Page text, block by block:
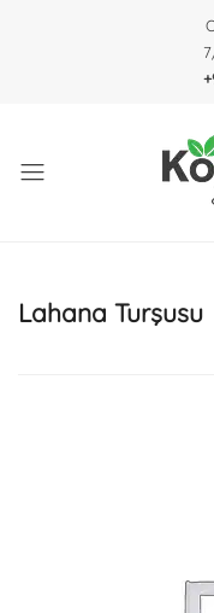
Lahana Turşusu